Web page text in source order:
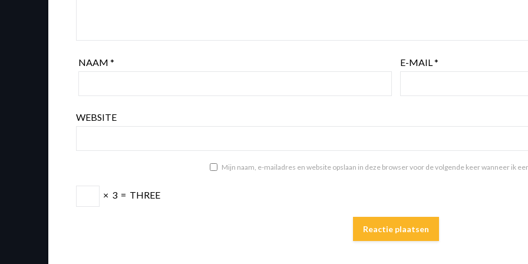
NAAM* E-MAIL *
WEBSITE
Mijn naam, e-mailadres en website opslaan in deze browser voor de volgende keer wanneer ik
× 3 = THREE